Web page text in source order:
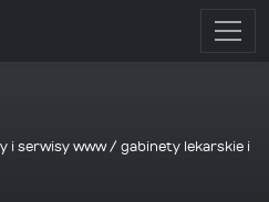
i serwisy www/gabinety lekarskie i